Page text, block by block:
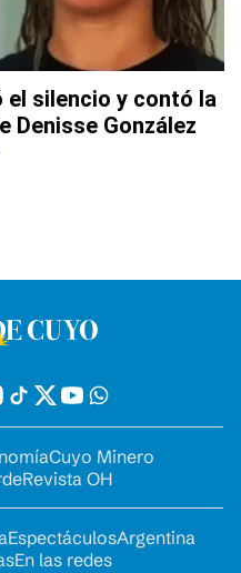
silencio y contó la
Denisse González
Cuyo Minero
Revista OH
EspectáculosArgentina
En las redes